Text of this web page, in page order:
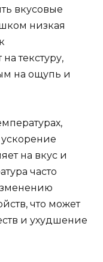
вкусовые
низкая
текстуру,
на ощупь и
на вкус и
часто
что может
и ухудшение